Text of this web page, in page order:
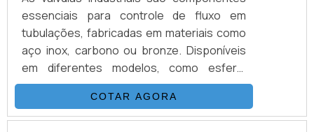
essenciais para controle de fluxo em
tubulações, fabricadas em materiais como
aço inox, carbono ou bronze. Disponíveis
em diferentes modelos, como esfera,
gaveta e globo, garantem vedação
eficiente e operação precisa em sistemas
hidráulicos, pneumáticos e industriais.As
COTAR AGORA